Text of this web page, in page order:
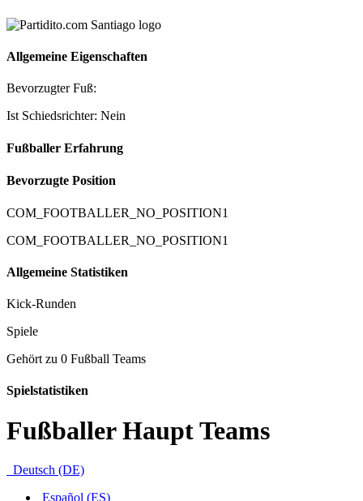
Allgemeine Eigenschaften
Bevorzugter Fuß:
Ist Schiedsrichter: Nein
Fußballer Erfahrung
Bevorzugte Position
COM_FOOTBALLER_NO_POSITION1
COM_FOOTBALLER_NO_POSITION1
Allgemeine Statistiken
Kick-Runden
Spiele
Gehört zu 0 Fußball Teams
Spielstatistiken
Fußballer Haupt Teams
Deutsch (DE)
Español (ES)